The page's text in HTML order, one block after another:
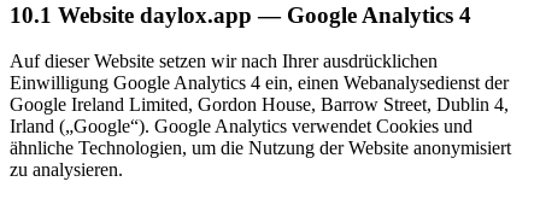
10.1 Website daylox.app — Google Analytics 4
Auf dieser Website setzen wir nach Ihrer ausdrücklichen
Einwilligung Google Analytics 4 ein, einen Webanalysedienst der
Google Ireland Limited, Gordon House, Barrow Street, Dublin 4,
Irland („Google“). Google Analytics verwendet Cookies und
ähnliche Technologien, um die Nutzung der Website anonymisiert
zu analysieren.